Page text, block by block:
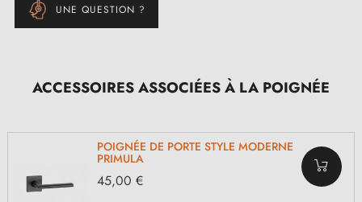
UNE QUESTION ?
ACCESSOIRES ASSOCIÉES À LA POIGNÉE
POIGNÉE DE PORTE STYLE MODERNE
PRIMULA
45,00 €